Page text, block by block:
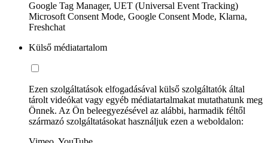
Google Tag Manager, UET (Universal Event Tracking)
Microsoft Consent Mode, Google Consent Mode, Klarna,
Freshchat
Külső médiatartalom
Ezen szolgáltatások elfogadásával külső szolgáltatók által
tárolt videókat vagy egyéb médiatartalmakat mutathatunk meg
Önnek. Az Ön beleegyezésével az alábbi, harmadik féltől
származó szolgáltatásokat használjuk ezen a weboldalon: